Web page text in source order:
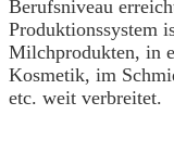
Berufsniveau
Produktionssystem
Milchprodukten, in
Kosmetik, im
etc. weit verbreitet.